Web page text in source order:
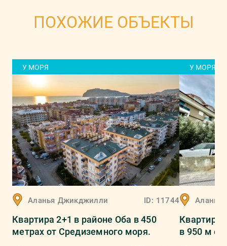
ПОХОЖИЕ ОБЪЕКТЫ
У МОРЯ
Аланья Джикджилли ID: 11744
Квартира 2+1 в районе Оба в 450
метрах от Средиземного моря.
У МОРЯ
Аланья
Квартира
в 950 м